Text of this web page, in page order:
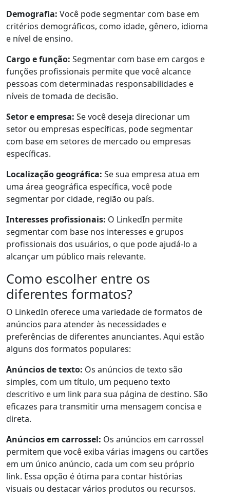
Demografia: Você pode segmentar com base em
critérios demográficos, como idade, gênero, idioma
e nível de ensino.
Cargo e função: Segmentar com base em cargos e
funções profissionais permite que você alcance
pessoas com determinadas responsabilidades e
níveis de tomada de decisão.
Setor e empresa: Se você deseja direcionar um
setor ou empresas específicas, pode segmentar
com base em setores de mercado ou empresas
específicas.
Localização geográfica: Se sua empresa atua em
uma área geográfica específica, você pode
segmentar por cidade, região ou país.
Interesses profissionais: O LinkedIn permite
segmentar com base nos interesses e grupos
profissionais dos usuários, o que pode ajudá-lo a
alcançar um público mais relevante.
Como escolher entre os
diferentes formatos?
O LinkedIn oferece uma variedade de formatos de
anúncios para atender às necessidades e
preferências de diferentes anunciantes. Aqui estão
alguns dos formatos populares:
Anúncios de texto: Os anúncios de texto são
simples, com um título, um pequeno texto
descritivo e um link para sua página de destino. São
eficazes para transmitir uma mensagem concisa e
direta.
Anúncios em carrossel: Os anúncios em carrossel
permitem que você exiba várias imagens ou cartões
em um único anúncio, cada um com seu próprio
link. Essa opção é ótima para contar histórias
visuais ou destacar vários produtos ou recursos.